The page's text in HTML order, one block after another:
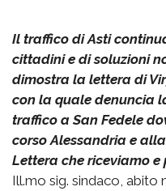
Il traffico di Asti
cittadini e di soluzioni
dimostra la lettera di
con la quale denuncia
traffico a San Fedele
corso Alessandria e
Lettera che riceviamo
Ill.mo sig. sindaco, abito